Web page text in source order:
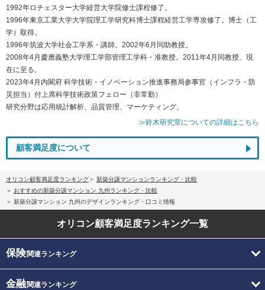
1992年ロチェスター大学経営大学院修士課程修了。
1996年東京工業大学大学院理工学研究科博士課程経営工学専攻修了。博士（工
学）取得。
1996年筑波大学社会工学系・講師。2002年6月同助教授。
2008年4月慶應義塾大学理工学部管理工学科・准教授。2011年4月同教授、現
在に至る。
2023年4月内閣府 科学技術・イノベーション推進事務局参事官（インフラ・防
災担当）付上席科学技術政策フェロー（非常勤）
研究分野は応用統計解析、品質管理、マーケティング。
≫鈴木研究室についての詳細はこちら
顧客満足度について
オリコン顧客満足度ランキング
新築分譲マンションランキング・比較
おすすめの新築分譲マンション 九州ランキング・比較
新築分譲マンション 九州のデザインランキング・口コミ情報
オリコン顧客満足度ランキング一覧
保険関連ランキング
金融関連ランキング